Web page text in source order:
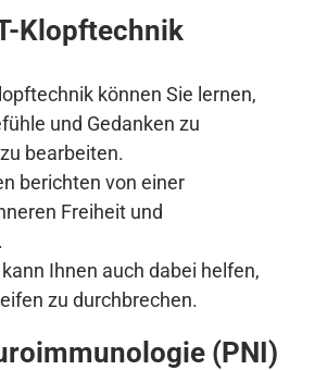
Klopftechnik
können Sie lernen,
und Gedanken zu
bearbeiten.
berichten von einer
Freiheit und
Ihnen auch dabei helfen,
zu durchbrechen.
(PNI)